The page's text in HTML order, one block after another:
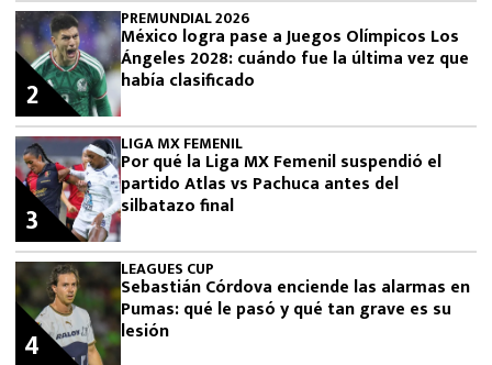
PREMUNDIAL 2026
México logra pase a Juegos Olímpicos Los
Ángeles 2028: cuándo fue la última vez que
había clasificado
2
LIGA MX FEMENIL
Por qué la Liga MX Femenil suspendió el
partido Atlas vs Pachuca antes del
silbatazo final
3
LEAGUES CUP
Sebastián Córdova enciende las alarmas en
Pumas: qué le pasó y qué tan grave es su
lesión
4